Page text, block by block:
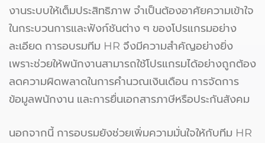
งานระบบให้เต็มประสิทธิภาพ จำเป็นต้องอาศัยความเข้าใจ
ในกระบวนการและฟังก์ชันต่าง ๆ ของโปรแกรมอย่าง
ละเอียด การอบรมทีม HR จึงมีความสำคัญอย่างยิ่ง
เพราะช่วยให้พนักงานสามารถใช้โปรแกรมได้อย่างถูกต้อง
ลดความผิดพลาดในการคำนวณเงินเดือน การจัดการ
ข้อมูลพนักงาน และการยื่นเอกสารภาษีหรือประกันสังคม
นอกจากนี้ การอบรมยังช่วยเพิ่มความมั่นใจให้กับทีม HR